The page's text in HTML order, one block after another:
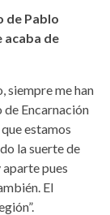
de Pablo
acaba de
siempre me han
Encarnación
estamos
la suerte de
pues
El